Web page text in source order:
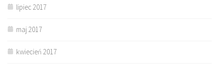
lipiec 2017
maj 2017
kwiecień 2017